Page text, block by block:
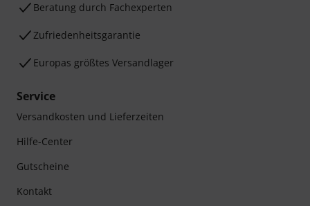
Beratung durch Fachexperten
Zufriedenheitsgarantie
Europas größtes Versandlager
Service
Versandkosten und Lieferzeiten
Hilfe-Center
Gutscheine
Kontakt